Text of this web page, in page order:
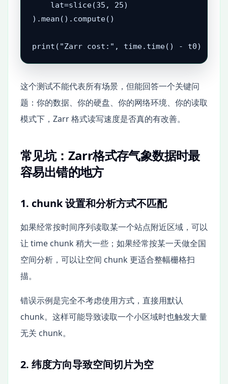
    lat=slice(35, 25)
).mean().compute()
print("Zarr cost:", time.time() - t0)
这个测试不能代表所有场景，但能回答一个关键问
题：你的数据、你的硬盘、你的网络环境、你的读取
模式下，Zarr 格式读写速度是否真的有改善。
常见坑：Zarr格式存气象数据时最
容易出错的地方
1. chunk 设置和分析方式不匹配
如果经常按时间序列读取某一个站点附近区域，可以
让 time chunk 稍大一些；如果经常按某一天做全国
空间分析，可以让空间 chunk 更适合整幅栅格扫
描。
错误示例是完全不考虑使用方式，直接用默认
chunk。这样可能导致读取一个小区域时也触发大量
无关 chunk。
2. 纬度方向导致空间切片为空